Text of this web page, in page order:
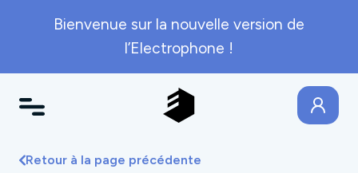
Bienvenue sur la nouvelle version de
l’Electrophone !
Retour à la page précédente